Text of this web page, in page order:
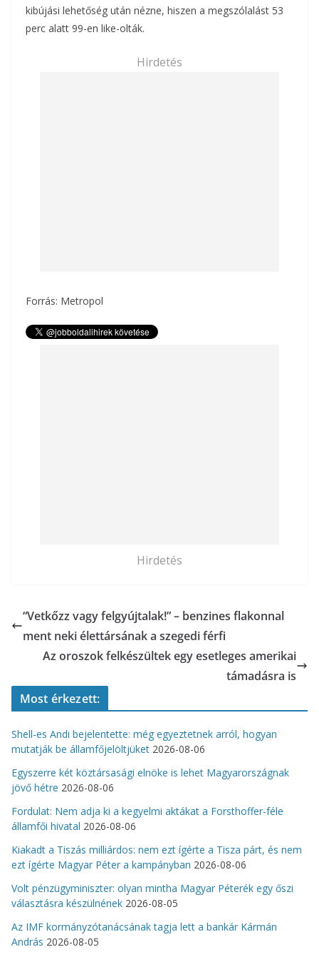
kibújási lehetőség után nézne, hiszen a megszólalást 53
perc alatt 99-en like-olták.
Hirdetés
Forrás: Metropol
Hirdetés
“Vetkőzz vagy felgyújtalak!” – benzines flakonnal
ment neki élettársának a szegedi férfi
Az oroszok felkészültek egy esetleges amerikai
támadásra is
Most érkezett:
Shell-es Andi bejelentette: még egyeztetnek arról, hogyan
mutatják be államfőjelöltjüket 2026-08-06
Egyszerre két köztársasági elnöke is lehet Magyarországnak
jövő hétre 2026-08-06
Fordulat: Nem adja ki a kegyelmi aktákat a Forsthoffer-féle
államfői hivatal 2026-08-06
Kiakadt a Tiszás milliárdos: nem ezt ígérte a Tisza párt, és nem
ezt ígérte Magyar Péter a kampányban 2026-08-06
Volt pénzügyminiszter: olyan mintha Magyar Péterék egy őszi
választásra készülnének 2026-08-05
Az IMF kormányzótanácsának tagja lett a bankár Kármán
András 2026-08-05